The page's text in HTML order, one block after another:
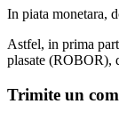
In piata monetara,
Astfel, in prima
plasate (ROBOR),
Trimite un